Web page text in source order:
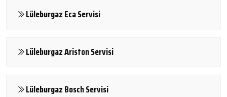
Lüleburgaz Eca Servisi
Lüleburgaz Ariston Servisi
Lüleburgaz Bosch Servisi